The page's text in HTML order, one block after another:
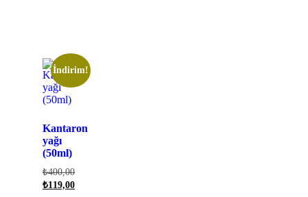
İndirim!
Kantaron
yağı
(50ml)
₺400,00
₺119,00